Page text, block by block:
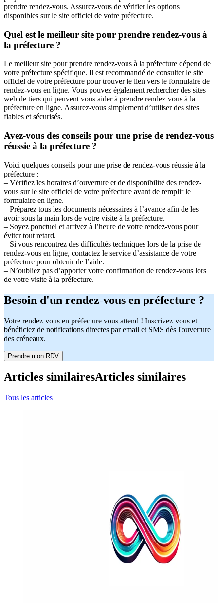
prendre rendez-vous. Assurez-vous de vérifier les options
disponibles sur le site officiel de votre préfecture.
Quel est le meilleur site pour prendre rendez-vous à
la préfecture ?
Le meilleur site pour prendre rendez-vous à la préfecture dépend de
votre préfecture spécifique. Il est recommandé de consulter le site
officiel de votre préfecture pour trouver le lien vers le formulaire de
rendez-vous en ligne. Vous pouvez également rechercher des sites
web de tiers qui peuvent vous aider à prendre rendez-vous à la
préfecture en ligne. Assurez-vous simplement d’utiliser des sites
fiables et sécurisés.
Avez-vous des conseils pour une prise de rendez-vous
réussie à la préfecture ?
Voici quelques conseils pour une prise de rendez-vous réussie à la
préfecture :
– Vérifiez les horaires d’ouverture et de disponibilité des rendez-
vous sur le site officiel de votre préfecture avant de remplir le
formulaire en ligne.
– Préparez tous les documents nécessaires à l’avance afin de les
avoir sous la main lors de votre visite à la préfecture.
– Soyez ponctuel et arrivez à l’heure de votre rendez-vous pour
éviter tout retard.
– Si vous rencontrez des difficultés techniques lors de la prise de
rendez-vous en ligne, contactez le service d’assistance de votre
préfecture pour obtenir de l’aide.
– N’oubliez pas d’apporter votre confirmation de rendez-vous lors
de votre visite à la préfecture.
Besoin d'un rendez-vous en préfecture ?
Votre rendez-vous en préfecture vous attend ! Inscrivez-vous et
bénéficiez de notifications directes par email et SMS dès l'ouverture
des créneaux.
Prendre mon RDV
Articles similairesArticles similaires
Tous les articles